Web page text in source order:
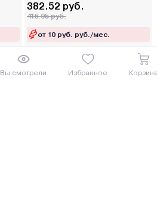
Вы смотрели Избранное
382.52 руб.
416.95 руб.
от 10 руб. руб./мес.
Купить